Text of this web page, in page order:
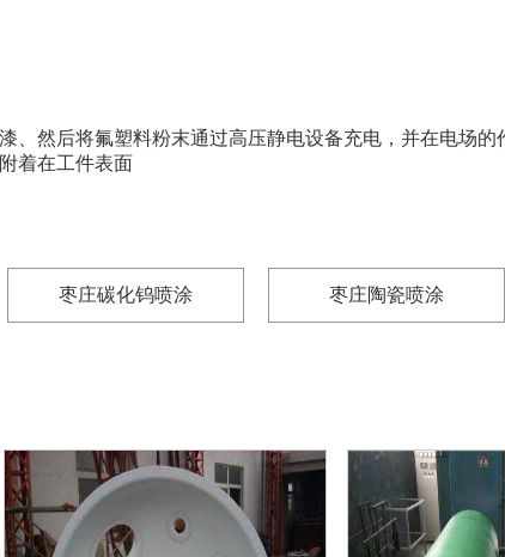
然后将氟塑料粉末通过高压静电设备充电，并在电场的
着在工件表面
枣庄碳化钨喷涂 枣庄陶瓷喷涂